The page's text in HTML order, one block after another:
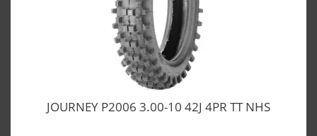
JOURNEY P2006 3.00-10 42J 4PR TT NHS